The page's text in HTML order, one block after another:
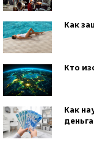
Как
Кто
Как